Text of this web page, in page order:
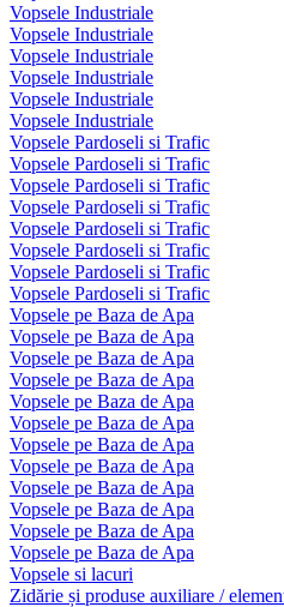
Vopsele Industriale
Vopsele Industriale
Vopsele Industriale
Vopsele Industriale
Vopsele Industriale
Vopsele Industriale
Vopsele Pardoseli si Trafic
Vopsele Pardoseli si Trafic
Vopsele Pardoseli si Trafic
Vopsele Pardoseli si Trafic
Vopsele Pardoseli si Trafic
Vopsele Pardoseli si Trafic
Vopsele Pardoseli si Trafic
Vopsele Pardoseli si Trafic
Vopsele pe Baza de Apa
Vopsele pe Baza de Apa
Vopsele pe Baza de Apa
Vopsele pe Baza de Apa
Vopsele pe Baza de Apa
Vopsele pe Baza de Apa
Vopsele pe Baza de Apa
Vopsele pe Baza de Apa
Vopsele pe Baza de Apa
Vopsele pe Baza de Apa
Vopsele pe Baza de Apa
Vopsele pe Baza de Apa
Vopsele si lacuri
Zidărie și produse auxiliare /